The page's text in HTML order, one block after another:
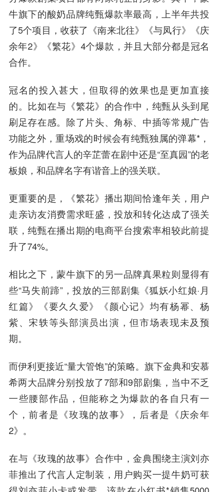
牛旗下的酸奶品牌纯甄爆款率最高，上半年共投
了5个项目，收获了《南来北往》《与凤行》《庆
余年2》《繁花》4个爆款，并且大部分都是冠名
合作。
冠名的投入甚大，但取得的效果也是更加直接
的。比如在与《繁花》的合作中，纯甄从头到尾
刷足存在感。除了片头、角标、中插等常规广告
功能之外，重场戏的时候会有纯甄独属的弹幕*，
作为品牌代言人的辛芷蕾在剧中还是“至真园”的老
板娘，和品牌名字有谐音上的强关联。
更重要的是，《繁花》播出期间恰逢年关，用户
走亲访友消费需求旺盛，投放和转化达成了强关
联，纯甄在播出期的电商平台搜索率相较此前提
升了74%。
相比之下，蒙牛旗下的另一品牌真果粒则显得有
些“马失前蹄”，投放的三部剧集《狐妖小红娘·月
红篇》《要久久爱》《颜心记》均有杨幂、杨
紫、宋轶等头部演员出演，但市场表现未及预
期。
而伊利更接近“量大管饱”的策略。旗下金典和安慕
希两大品牌分别投放了7部和9部剧集，当中不乏
一些腰部作品，但能称之为爆款的各自只有一
个，前者是《玫瑰的故事》，后者是《庆余年
2》。
在与《玫瑰的故事》合作中，金典围绕主演刘亦
菲推出了代言人定制装，用户购买一提牛奶可获